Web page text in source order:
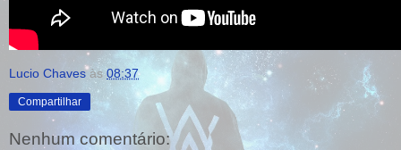
Lucio Chaves às08:37
Compartilhar
Nenhum comentário: